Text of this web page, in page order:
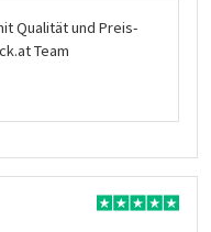
Qualität und Preis-
Team